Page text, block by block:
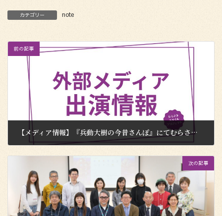
カテゴリー note
前の記事
【メディア情報】『兵動大樹の今昔さんぽ』にてむらさきエリアを取り上げていただきました！
次の記事